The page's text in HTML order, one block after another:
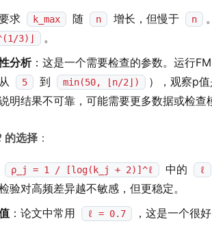
求 k_max 随 n 增长，但慢于 n
3)⌋
。
分析：这是一个需要检查的参数。运行
5 到 min(50, ⌊n/2⌋)
），观察p
明结果不可靠，可能需要更多数据或检查
的选择 ：
ρ_j = 1 / [log(k_j + 2)]^ℓ 中的 ℓ
验对高频差异越不敏感，但更稳定。
：论文中常用 ℓ = 0.7 ，这是一个很